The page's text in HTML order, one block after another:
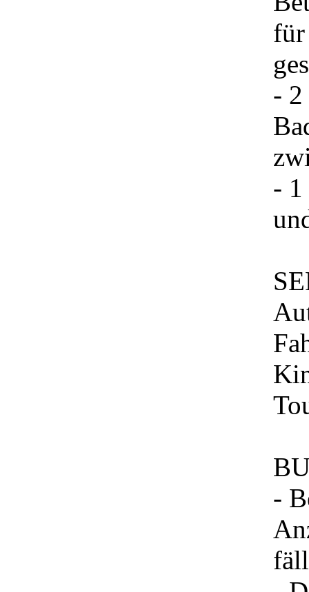
für
- 2
- 1
-